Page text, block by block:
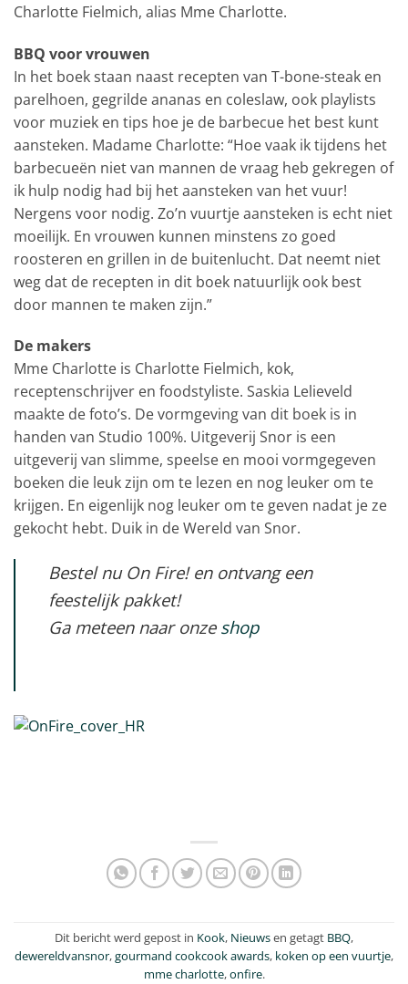
Charlotte Fielmich, alias Mme Charlotte.
BBQ voor vrouwen
In het boek staan naast recepten van T-bone-steak en
parelhoen, gegrilde ananas en coleslaw, ook playlists
voor muziek en tips hoe je de barbecue het best kunt
aansteken. Madame Charlotte: “Hoe vaak ik tijdens het
barbecueën niet van mannen de vraag heb gekregen of
ik hulp nodig had bij het aansteken van het vuur!
Nergens voor nodig. Zo’n vuurtje aansteken is echt niet
moeilijk. En vrouwen kunnen minstens zo goed
roosteren en grillen in de buitenlucht. Dat neemt niet
weg dat de recepten in dit boek natuurlijk ook best
door mannen te maken zijn.”
De makers
Mme Charlotte is Charlotte Fielmich, kok,
receptenschrijver en foodstyliste. Saskia Lelieveld
maakte de foto’s. De vormgeving van dit boek is in
handen van Studio 100%. Uitgeverij Snor is een
uitgeverij van slimme, speelse en mooi vormgegeven
boeken die leuk zijn om te lezen en nog leuker om te
krijgen. En eigenlijk nog leuker om te geven nadat je ze
gekocht hebt. Duik in de Wereld van Snor.
Bestel nu On Fire! en ontvang een
feestelijk pakket!
Ga meteen naar onze shop
Dit bericht werd gepost in Kook, Nieuwsen getagt BBQ,
dewereldvansnor,gourmand cookcook awards, koken op een vuurtje,
mme charlotte,onfire.